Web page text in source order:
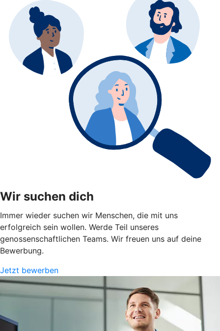
Wir suchen dich
Immer wieder suchen wir Menschen, die mit uns
erfolgreich sein wollen. Werde Teil unseres
genossenschaftlichen Teams. Wir freuen uns auf deine
Bewerbung.
Jetzt bewerben